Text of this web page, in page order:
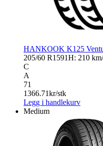
HANKOOK K125
205/60 R1591H: 210
C
A
71
1366.71kr/stk
Legg i handlekurv
Medium